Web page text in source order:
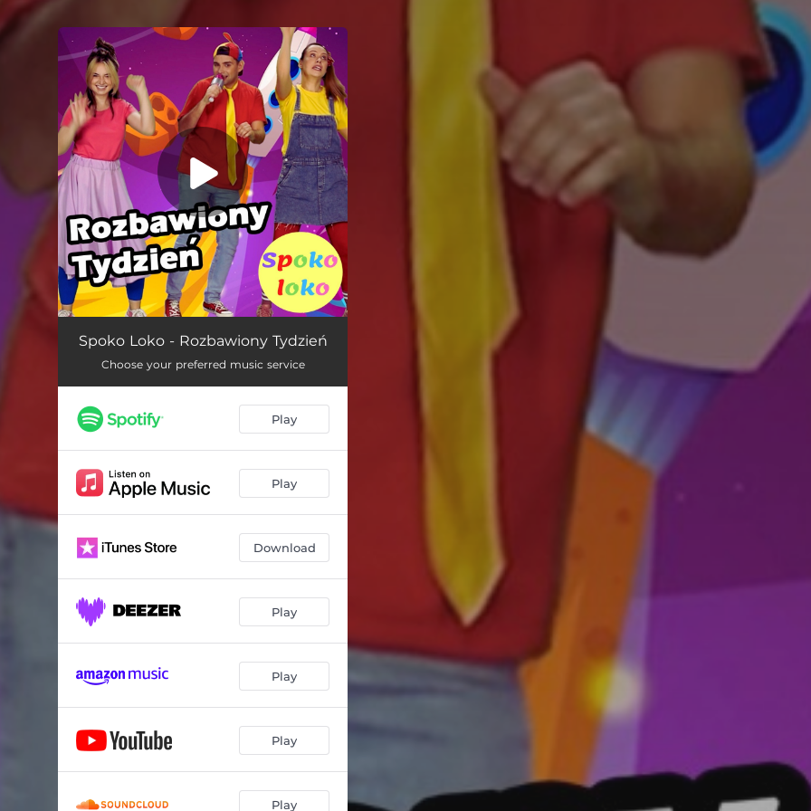
You're all set!
Rozbawiony Tydzień 03:28
Spoko Loko - Rozbawiony Tydzień
Choose your preferred music service
Play
Play
Download
Play
Play
Play
Play